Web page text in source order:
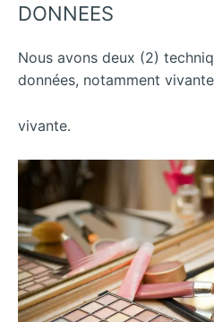
DONNEES
Nous avons deux (2)
données, notamment
vivante.